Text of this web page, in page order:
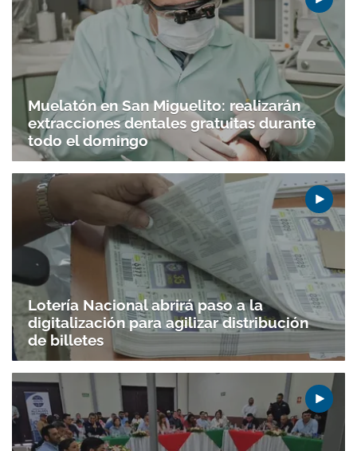
Muelatón en San Miguelito: realizarán
extracciones dentales gratuitas durante
todo el domingo
Lotería Nacional abrirá paso a la
digitalización para agilizar distribución
de billetes